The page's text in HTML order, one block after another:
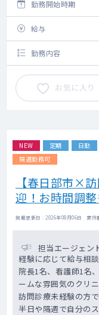
勤務開始時期
給与
勤務内容
お気に入り
NEW 定期 日勤
隔週勤務可
【春日部市×
迎！お時間調
掲載更新日 : 2026年08月06日 案件
担当エージェン
経験に応じて給与相談
院長1名、看護師1名
ームな雰囲気のクリニ
訪問診療未経験の方
半日や隔週で自分の